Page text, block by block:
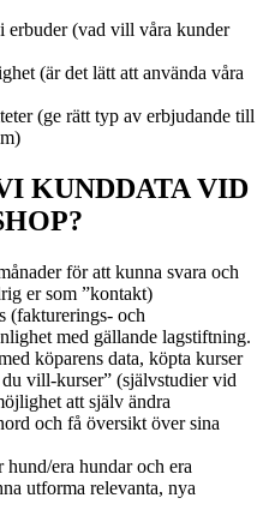
erbuder (vad vill våra kunder
(är det lätt att använda våra
(ge rätt typ av erbjudande till
KUNDDATA VID
för att kunna svara och
er som ”kontakt)
(fakturerings- och
med gällande lagstiftning.
köparens data, köpta kurser
vill-kurser” (självstudier vid
att själv ändra
och få översikt över sina
era hundar och era
utforma relevanta, nya